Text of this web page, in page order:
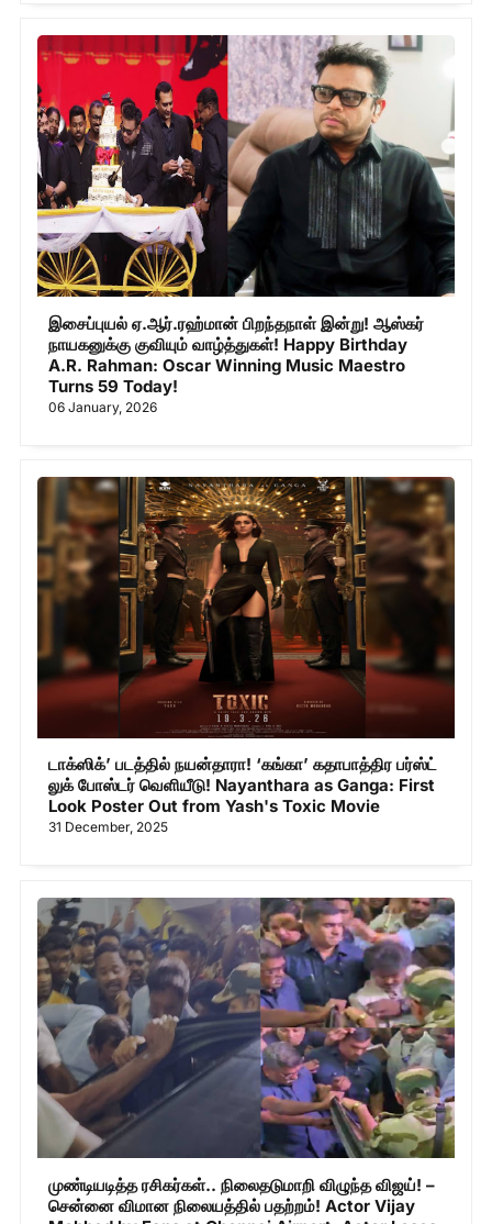
இசைப்புயல் ஏ.ஆர்.ரஹ்மான் பிறந்தநாள் இன்று! ஆஸ்கர்
நாயகனுக்கு குவியும் வாழ்த்துகள்! Happy Birthday
A.R. Rahman: Oscar Winning Music Maestro
Turns 59 Today!
06 January, 2026
டாக்ஸிக்’ படத்தில் நயன்தாரா! ‘கங்கா’ கதாபாத்திர பர்ஸ்ட்
லுக் போஸ்டர் வெளியீடு! Nayanthara as Ganga: First
Look Poster Out from Yash's Toxic Movie
31 December, 2025
முண்டியடித்த ரசிகர்கள்.. நிலைதடுமாறி விழுந்த விஜய்! –
சென்னை விமான நிலையத்தில் பதற்றம்! Actor Vijay